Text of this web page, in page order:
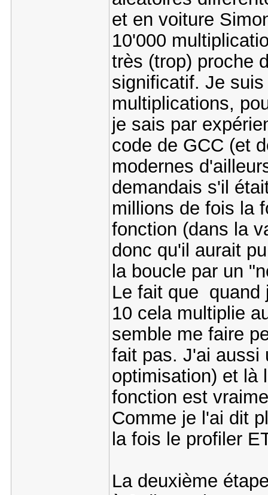
et en voiture
10'000
très (trop) proche
significatif. Je
multiplications,
je sais par
code de GCC (et
modernes
demandais s'il
millions de fois la
fonction (dans la
donc qu'il aurait
la boucle par un
Le fait que quand
10 cela multiplie
semble me faire
fait pas. J'ai aussi
optimisation) et là
fonction est
Comme je l'ai dit
la fois le profiler
La deuxième